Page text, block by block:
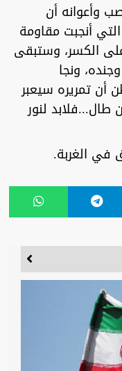
وأعوانه أن
أنجبت مقاومة
الكسر، وستبقى
ونجا
تمريره سيعبر
طال...فلابد لنور
الغربة.